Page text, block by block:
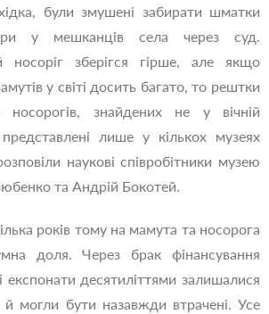
були змушені забирати шматки
у мешканців села через суд.
носоріг зберігся гірше, але якщо
у світі досить багато, то рештки
носорогів, знайдених не у вічній
представлені лише у кількох музеях
наукові співробітники музею
та Андрій Бокотей.
років тому на мамута та носорога
доля. Через брак фінансування
експонати десятиліттями залишалися
й могли бути назавжди втрачені. Усе